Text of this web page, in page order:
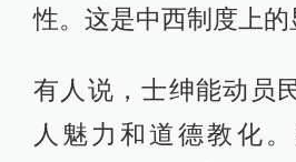
性。这是中西制度上的
有人说，士绅能动员
人魅力和道德教化